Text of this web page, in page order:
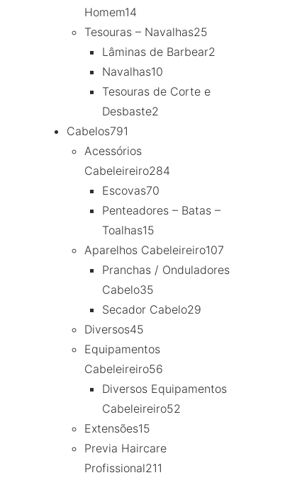
Homem14
Tesouras – Navalhas25
Lâminas de Barbear2
Navalhas10
Tesouras de Corte e
Desbaste2
Cabelos791
Acessórios
Cabeleireiro284
Escovas70
Penteadores – Batas –
Toalhas15
Aparelhos Cabeleireiro107
Pranchas / Onduladores
Cabelo35
Secador Cabelo29
Diversos45
Equipamentos
Cabeleireiro56
Diversos Equipamentos
Cabeleireiro52
Extensões15
Previa Haircare
Profissional211